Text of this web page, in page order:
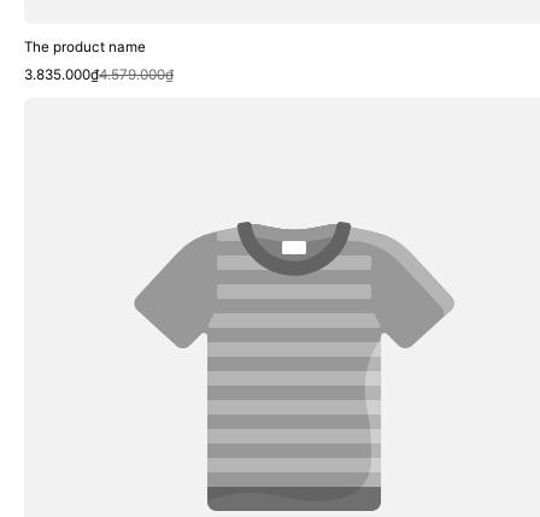
The product name
Sale
3.835.000₫
Regular
4.579.000₫